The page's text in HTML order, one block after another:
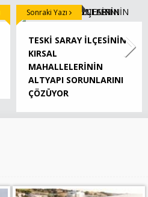
TESKİ SARAY İLÇESİNİN
KIRSAL
MAHALLELERİNİN
ALTYAPI SORUNLARINI
ÇÖZÜYOR
Sonraki Yazı